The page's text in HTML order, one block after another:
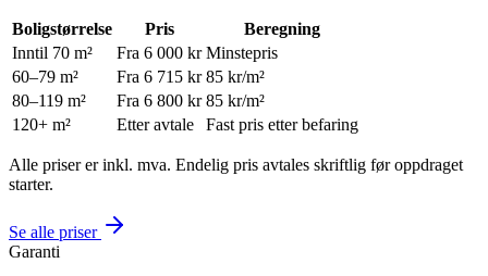
Boligstørrelse Pris
Beregning
Inntil 70 m²
Fra 6 000 kr Minstepris
60–79 m²
Fra 6 715 kr 85 kr/m²
80–119 m²
Fra 6 800 kr 85 kr/m²
120+ m²
Etter avtale Fast pris etter befaring
Alle priser er inkl. mva. Endelig pris avtales skriftlig før oppdraget
starter.
Se alle priser
Garanti